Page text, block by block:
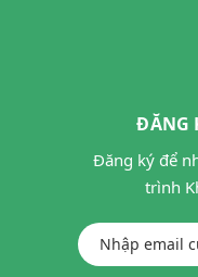
ĐĂNG
Đăng ký để
trình